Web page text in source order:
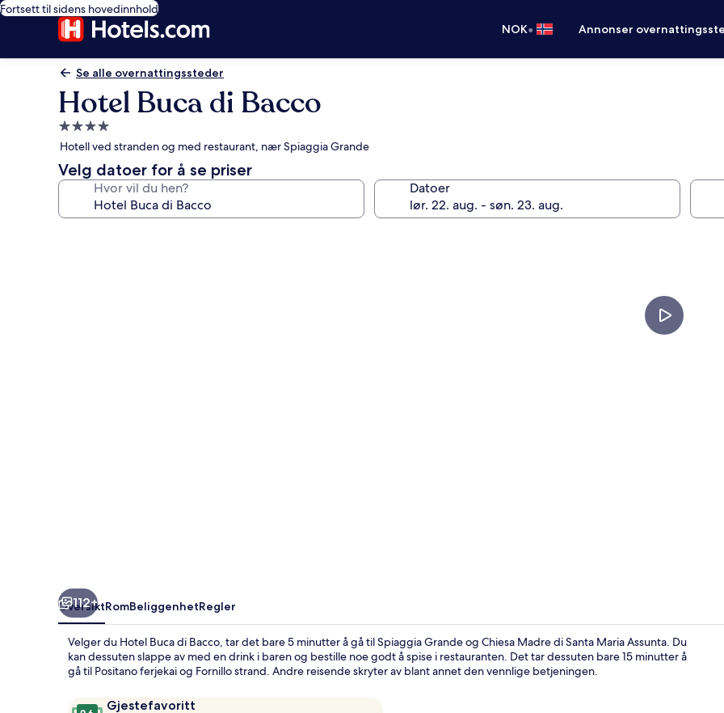
Fortsett til sidens hovedinnhold
NOK• Annonser
Se alle overnattingssteder
Hotel Buca di Bacco
Overnattingssted
med
4.0
stjerner
Hotell ved stranden og med restaurant, nær Spiaggia Grande
Velg datoer for å se priser
Hvor vil du hen? Datoer
112+
OversiktRomBeliggenhetRegler
Velger du Hotel Buca di Bacco, tar det bare 5 minutter å gå til Spiaggia Grande og Chiesa Madre di Santa Maria Assunta. Du
kan dessuten slappe av med en drink i baren og bestille noe godt å spise i restauranten. Det tar dessuten bare 15 minutter å
gå til Positano ferjekai og Fornillo strand. Andre reisende skryter av blant annet den vennlige betjeningen.
AnmeldelserGjestefavoritt
9,6